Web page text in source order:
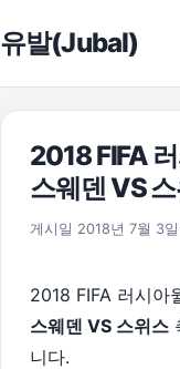
유발(Jubal)
2018 FIFA
스웨덴 VS
게시일 2018년 7월 3일
2018 FIFA 러시아
스웨덴 VS 스위스
니다.